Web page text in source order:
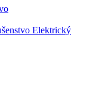
Elektrický